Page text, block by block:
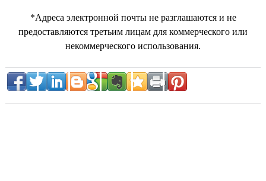
*Адреса электронной почты не разглашаются и не
предоставляются третьим лицам для коммерческого или
некоммерческого использования.